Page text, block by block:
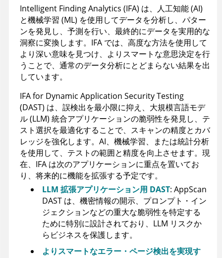
Intelligent Finding Analytics (IFA) は、人工知能 (AI)
と機械学習 (ML) を使用してデータを分析し、パター
ンを発見し、予測を行い、最終的にデータを実用的な
洞察に変換します。IFA では、高度な方法を使用して
より深い意味を見つけ、よりスマートな意思決定を行
うことで、通常のデータ分析にとどまらない結果を出
しています。
IFA for Dynamic Application Security Testing
(DAST) は、誤検出を最小限に抑え、大規模言語モデ
ル (LLM) 統合アプリケーションの脆弱性を発見し、テ
スト選択を最適化することで、スキャンの精度とカバ
レッジを強化します。AI、機械学習、または統計分析
を使用して、テストの範囲と精度を向上させます。現
在、IFA は次のアプリケーションに重点を置いてお
り、将来的に機能を拡張する予定です。
LLM 拡張アプリケーション用 DAST: AppScan
DAST は、機密情報の開示、プロンプト・イン
ジェクションなどの重大な脆弱性を特定する
ために特別に設計されており、LLM リスクか
らビジネスを保護します。
よりスマートなエラー・ページ検出を実現す